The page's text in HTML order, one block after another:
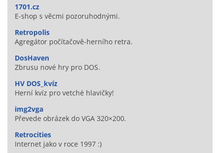
1701.cz
E-shop s věcmi pozoruhodnými.
Retropolis
Agregátor počítačově-herního retra.
DosHaven
Zbrusu nové hry pro DOS.
HV DOS_kvíz
Herní kvíz pro vetché hlavičky!
img2vga
Převede obrázek do VGA 320×200.
Retrocities
Internet jako v roce 1997 :)